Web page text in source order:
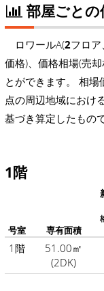
部屋ごとの
ロワールA(2フロア、
価格)、価格相場(売
とができます。 相
点の周辺地域におけ
基づき算定したもので
1階
号室 専有面積
1階
51.00㎡
(2DK)